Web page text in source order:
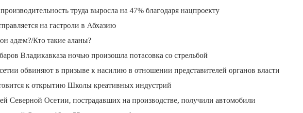
труда выросла на 47% благодаря нацпроекту
на гастроли в Абхазию
адæм?/Кто такие аланы?
Владикавказа ночью произошла потасовка со стрельбой
обвиняют в призыве к насилию в отношении представителей органов власти
к открытию Школы креативных индустрий
Северной Осетии, пострадавших на производстве, получили автомобили